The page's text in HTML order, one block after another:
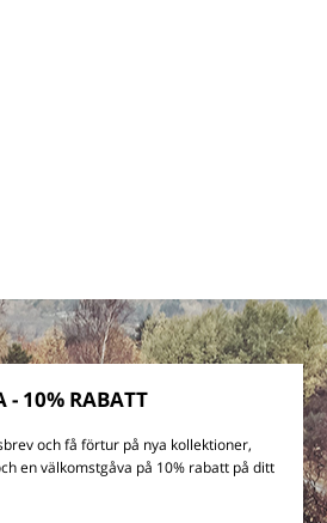
- 10% RABATT
och få förtur på nya kollektioner,
en välkomstgåva på 10% rabatt på ditt